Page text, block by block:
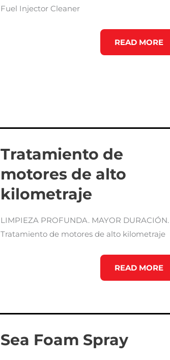
Fuel Injector Cleaner
FUEL
CLEANER
READ MORE
Tratamiento de
motores de alto
kilometraje
LIMPIEZA PROFUNDA. MAYOR DURACIÓN.
Tratamiento de motores de alto kilometraje
TRATAMIENTO
MOTORES
READ MORE
Sea Foam Spray